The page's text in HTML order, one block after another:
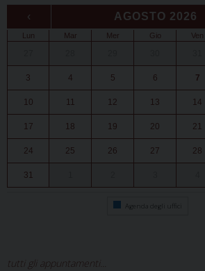
‹ AGOSTO 2026
Lun Mar Mer Gio Ven
3 4 5 6 7
10 11 12 13 14
17 18 19 20 21
24 25 26 27 28
31
Agenda degli uffici
tutti gli appuntamenti...